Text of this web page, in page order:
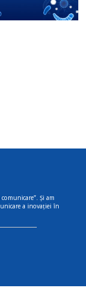
Și am
a inovației în